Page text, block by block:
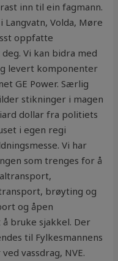
inn til ein fagmann.
Langvatn, Volda, Møre
oppfatte
Vi kan bidra med
levert komponenter
GE Power. Særlig
stikninger i magen
dollar fra politiets
i egen regi
Vi har
som trenges for å
brøyting og
og åpen
bruke sjakkel. Der
til Fylkesmannens
vassdrag, NVE.